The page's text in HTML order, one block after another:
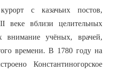
с казачьих постов,
веке вблизи целительных
внимание учёных, врачей,
времени. В 1780 году на
Константиногорское